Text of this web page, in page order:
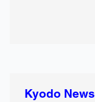
Kyodo News